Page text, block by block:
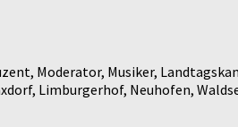
Moderator, Musiker,
Limburgerhof, Neuhofen,